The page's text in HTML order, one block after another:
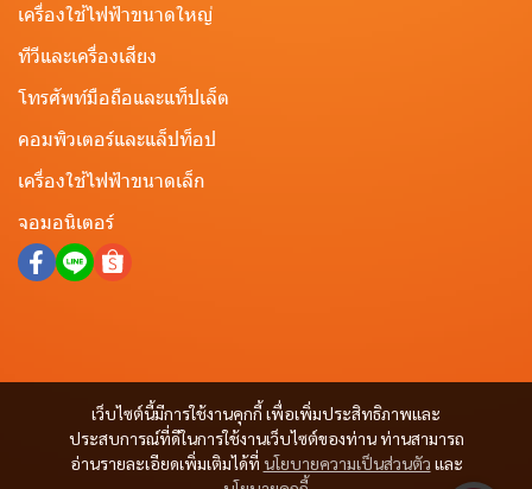
เว็บไซต์นี้มีการใช้งานคุกกี้ เพื่อเพิ่มประสิทธิภาพและ
ประสบการณ์ที่ดีในการใช้งานเว็บไซต์ของท่าน ท่านสามารถ
อ่านรายละเอียดเพิ่มเติมได้ที่ นโยบายความเป็นส่วนตัว และ
เครื่องใช้ไฟฟ้าขนาดใหญ่
ทีวีและเครื่องเสียง
โทรศัพท์มือถือและแท็ปเล็ต
คอมพิวเตอร์และแล็ปท็อป
เครื่องใช้ไฟฟ้าขนาดเล็ก
จอมอนิเตอร์